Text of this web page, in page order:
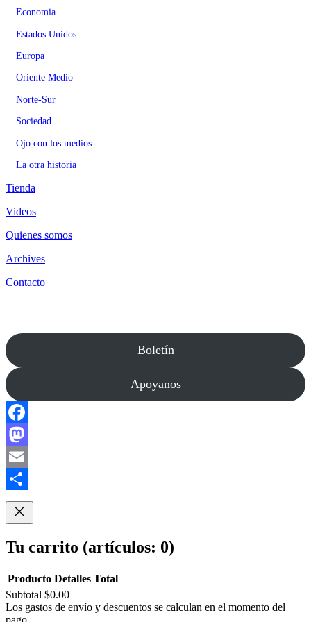
Economia
Estados Unidos
Europa
Oriente Medio
Norte-Sur
Sociedad
Ojo con los medios
La otra historia
Tienda
Videos
Quienes somos
Archives
Contacto
Boletín
Apoyanos
Facebook
Mastodon
Email
Compartir
Tu carrito (artículos: 0)
Productos
Producto Detalles Total
Subtotal $0.00
Los gastos de envío y descuentos se calculan en el momento del
pago.